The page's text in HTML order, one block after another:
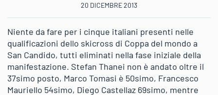
20 DICEMBRE 2013
Niente da fare per i cinque italiani presenti nelle
qualificazioni dello skicross di Coppa del mondo a
San Candido, tutti eliminati nella fase iniziale della
manifestazione. Stefan Thanei non è andato oltre il
37simo posto, Marco Tomasi è 50simo, Francesco
Mauriello 54simo, Diego Castellaz 69simo, mentre